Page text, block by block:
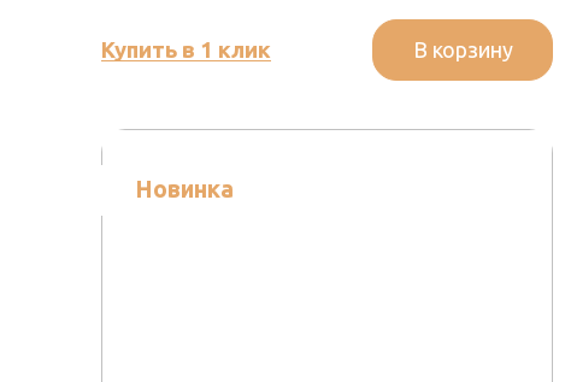
Купить в 1 клик В корзину
Новинка